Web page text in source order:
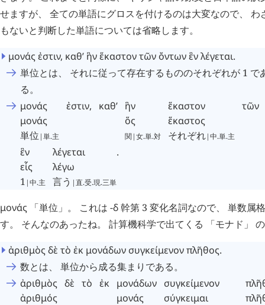
せますが、 全ての単語にグロスを付けるのは大変なので、
もないと判断した単語については省略します。
μονάς ἐστιν, καθ’ ἣνἕκαστοντῶν ὄντωνἓνλέγεται.
単位とは、 それに従って存在するもののそれぞれが 1 で
る。
μονάς
μονάς
単位 |単.主
ἐστιν, καθ’ ἣν
ὅς
関|女.単.対
ἕκαστον
ἕκαστος
それぞれ|中.単.主
τῶν
ἓν
εἷς
1 |中.主
λέγεται
λέγω
言う |直.受.現.三単
.
μονάς 「単位」。 これは -δ幹第 3 変化名詞なので、 単数属
す。 そんなのあったね。 計算機科学で出てくる 「モナド」
ἀριθμὸς δὲ τὸ ἐκ μονάδων συγκείμενονπλῆθος.
数とは、 単位から成る集まりである。
ἀριθμὸς
ἀριθμός
δὲ τὸ ἐκ
μονάδων
μονάς
συγκείμενον
σύγκειμαι